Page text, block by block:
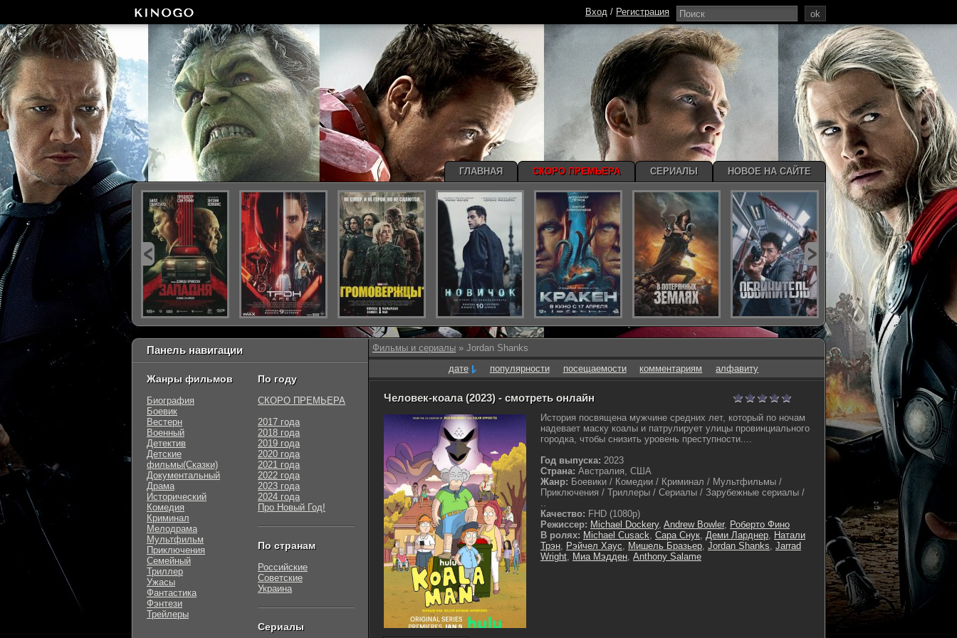
Фильмы и сериалы » Jordan Shanks
дате
популярности посещаемости комментариям алфавиту
Человек-коала (2023) - смотреть онлайн
История посвящена мужчине средних лет, который по ночам
надевает маску коалы и патрулирует улицы провинциального
городка, чтобы снизить уровень преступности....
Год выпуска: 2023
Страна: Австралия, США
Жанр: Боевики / Комедии / Криминал / Мультфильмы /
Приключения / Триллеры / Сериалы / Зарубежные сериалы /
..
Качество: FHD (1080p)
Режиссер: Michael Dockery, Andrew Bowler, Роберто Фино
В ролях: Michael Cusack, Сара Снук, Деми Ларднер, Натали
Трэн, Рэйчел Хаус, Мишель Бразьер, Jordan Shanks, Jarrad
Wright, Миа Мэдден, Anthony Salame
Панель навигации
Жанры фильмов
Биография
Боевик
Вестерн
Военный
Детектив
Детские
фильмы(Сказки)
Документальный
Драма
Исторический
Комедия
Криминал
Мелодрама
Мультфильм
Приключения
Семейный
Триллер
Ужасы
Фантастика
Фэнтези
Трейлеры
По году
СКОРО ПРЕМЬЕРА
2017 года
2018 года
2019 года
2020 года
2021 года
2022 года
2023 года
2024 года
Про Новый Год!
По странам
Российские
Советские
Украина
Сериалы
ok
Вход / Регистрация
ГЛАВНАЯ СКОРО ПРЕМЬЕРА СЕРИАЛЫ НОВОЕ НА САЙТЕ